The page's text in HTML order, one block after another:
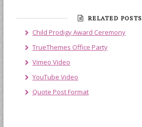
RELATED POSTS
Child Prodigy Award Ceremony
TrueThemes Office Party
Vimeo Video
YouTube Video
Quote Post Format